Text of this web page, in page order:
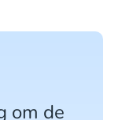
om de